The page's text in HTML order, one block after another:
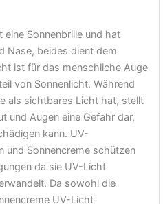
Sonnenbrille und hat
Nase, beides dient dem
ist für das menschliche Auge
von Sonnenlicht. Während
als sichtbares Licht hat, stellt
und Augen eine Gefahr dar,
kann. UV-
und Sonnencreme schützen
da sie UV-Licht
Da sowohl die
UV-Licht